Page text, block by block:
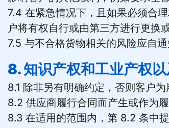
7.4 在紧急情况下，且如果必须合
户将有权自行或由第三方进行更换
7.5 与不合格货物相关的风险应自通
8. 知识产权和工业产权
8.1 除非另有明确约定，否则客户
8.2 供应商履行合同而产生或作为
8.3 在适用的范围内，第 8.2 条中